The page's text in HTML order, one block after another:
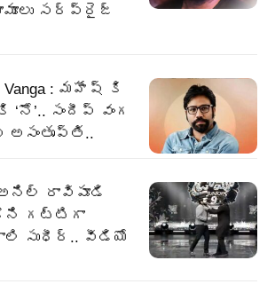
సర్ప్రైజ్
Vanga : మహేష్ కి
సందీప్ వంగ
: అనిల్ రావిపూడి
గట్టిగా
సుధీర్.. వీడియో